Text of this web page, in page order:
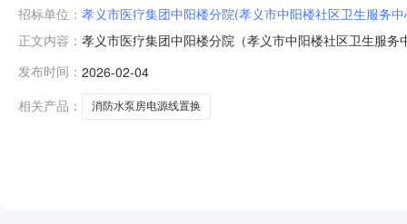
招标单位： 孝义市医疗集团中阳楼分院(孝义市中阳楼社区卫生服务
正文内容： 孝义市医疗集团中阳楼分院（孝义市中阳楼社区卫生服
事责任的能力；2.具有良好的商业信誉和健全的财务会
三年内，在经营活动中没有重大违法记录
发布时间： 2026-02-04
相关产品：
消防水泵房电源线置换